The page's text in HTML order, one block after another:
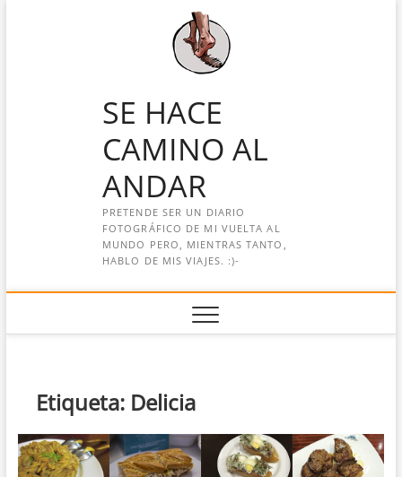
SE HACE
CAMINO AL
ANDAR
PRETENDE SER UN DIARIO
FOTOGRÁFICO DE MI VUELTA AL
MUNDO PERO, MIENTRAS TANTO,
HABLO DE MIS VIAJES. :)-
Etiqueta: Delicia